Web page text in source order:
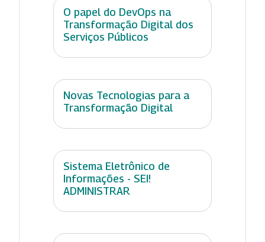
O papel do DevOps na
Transformação Digital dos
Serviços Públicos
Novas Tecnologias para a
Transformação Digital
Sistema Eletrônico de
Informações - SEI!
ADMINISTRAR